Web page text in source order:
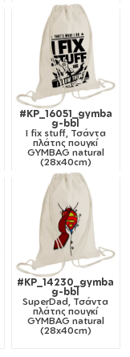
#KP_16051_gymba
g-bbl
I fix stuff, Τσάντα
πλάτης πουγκί
GYMBAG natural
(28x40cm)
#KP_14230_gymba
g-bbl
SuperDad, Τσάντα
πλάτης πουγκί
GYMBAG natural
(28x40cm)